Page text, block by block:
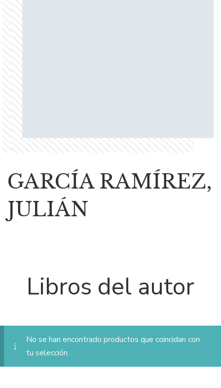
GARCÍA RAMÍREZ,
JULIÁN
Libros del autor
No se han encontrado productos que coincidan con
tu selección.